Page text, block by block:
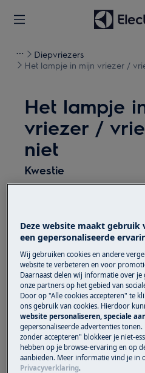
Diepvriezers
Het lampje in mijn vriezer /
Het lampje
vriezer /
niet
Kwestie
De verlichting in
Het lampje in mijn
niet.
De verlichting in
doet het niet meer.
Heeft betrekking op
Vriezer
Vrieskast
Vrieskist
Deze website maakt gebruik
een gepersonaliseerde
Wij gebruiken cookies en andere
website te verbeteren en voor
Daarnaast delen wij informatie over
onze partners op het gebied van
Door op "Alle cookies accepteren" te
ons gebruik van cookies. Hierdoor
website personaliseren, speciale
gepersonaliseerde advertenties
zonder accepteren" blokkeer je niet-
hebben op je browse-ervaring en op
aanbieden. Meer informatie vind je in
Privacyverklaring.